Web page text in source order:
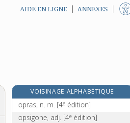
AIDE EN LIGNE ANNEXES
VOISINAGE ALPHABÉTIQUE
opprobre, n. m.
opras, n. m. [4e édition]
opsigone, adj. [4e édition]